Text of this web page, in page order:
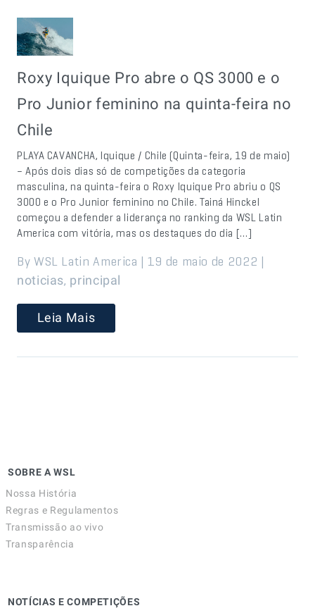
Roxy Iquique Pro abre o QS 3000 e o
Pro Junior feminino na quinta-feira no
Chile
PLAYA CAVANCHA, Iquique / Chile (Quinta-feira, 19 de maio)
– Após dois dias só de competições da categoria
masculina, na quinta-feira o Roxy Iquique Pro abriu o QS
3000 e o Pro Junior feminino no Chile. Tainá Hinckel
começou a defender a liderança no ranking da WSL Latin
America com vitória, mas os destaques do dia […]
By WSL Latin America | 19 de maio de 2022 |
noticias, principal
Leia Mais
SOBRE A WSL
Nossa História
Regras e Regulamentos
Transmissão ao vivo
Transparência
NOTÍCIAS E COMPETIÇÕES